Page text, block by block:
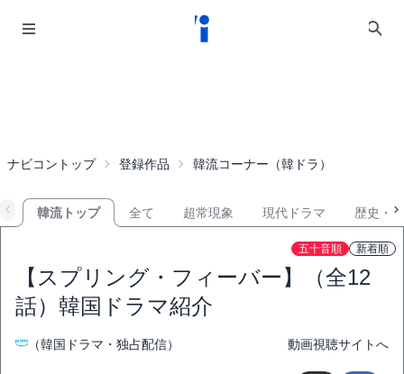
ナビコントップ 登録作品 韓流コーナー（韓ドラ）
韓流トップ 全て 超常現象 現代ドラマ 歴史・
五十音順 新着順
【スプリング・フィーバー】（全12
話）韓国ドラマ紹介
（韓国ドラマ・独占配信） 動画視聴サイトへ